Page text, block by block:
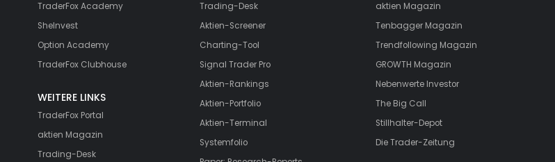
TraderFox Academy
SheInvest
Option Academy
TraderFox Clubhouse
WEITERE LINKS
TraderFox Portal
aktien Magazin
Trading-Desk
Trading-Desk
Aktien-Screener
Charting-Tool
Signal Trader Pro
Aktien-Rankings
Aktien-Portfolio
Aktien-Terminal
Systemfolio
aktien Magazin
Tenbagger Magazin
Trendfollowing Magazin
GROWTH Magazin
Nebenwerte Investor
The Big Call
Stillhalter-Depot
Die Trader-Zeitung